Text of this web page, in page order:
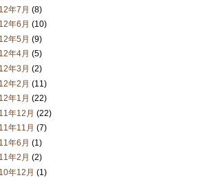
年7月 (8)
年6月 (10)
年5月 (9)
年4月 (5)
年3月 (2)
年2月 (11)
年1月 (22)
年12月 (22)
年11月 (7)
年6月 (1)
年2月 (2)
年12月 (1)